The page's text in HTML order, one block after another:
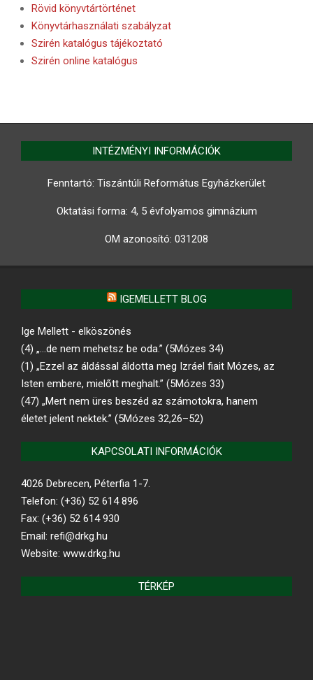
Rövid könyvtártörténet
Könyvtárhasználati szabályzat
Szirén katalógus tájékoztató
Szirén online katalógus
INTÉZMÉNYI INFORMÁCIÓK
Fenntartó: Tiszántúli Református Egyházkerület
Oktatási forma: 4, 5 évfolyamos gimnázium
OM azonosító: 031208
IGEMELLETT BLOG
Ige Mellett - elköszönés
(4) „…de nem mehetsz be oda.” (5Mózes 34)
(1) „Ezzel az áldással áldotta meg Izráel fiait Mózes, az
Isten embere, mielőtt meghalt.” (5Mózes 33)
(47) „Mert nem üres beszéd az számotokra, hanem
életet jelent nektek.” (5Mózes 32,26–52)
KAPCSOLATI INFORMÁCIÓK
4026 Debrecen, Péterfia 1-7.
Telefon: (+36) 52 614 896
Fax: (+36) 52 614 930
Email: refi@drkg.hu
Website: www.drkg.hu
TÉRKÉP